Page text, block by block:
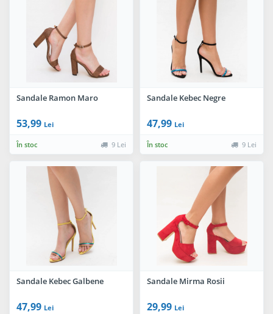
Sandale Ramon Maro
53,99 Lei
În stoc 9 Lei
Sandale Kebec Negre
47,99 Lei
În stoc 9 Lei
Sandale Kebec Galbene
47,99 Lei
Sandale Mirma Rosii
29,99 Lei